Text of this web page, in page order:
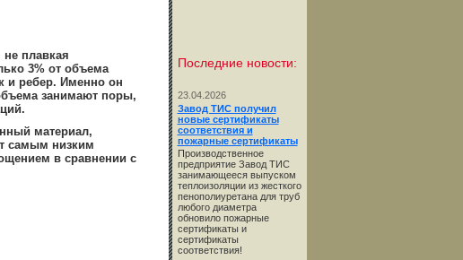
плавкая
3% от объема
и ребер. Именно он
занимают поры,
материал,
самым низким
в сравнении с
Последние новости:
23.04.2026
Завод ТИС получил
новые сертификаты
соответствия и
пожарные сертификаты
Производственное
предприятие Завод ТИС
занимающееся выпуском
теплоизоляции из жесткого
пенополиуретана для труб
любого диаметра
обновило пожарные
сертификаты и
сертификаты
соответствия!